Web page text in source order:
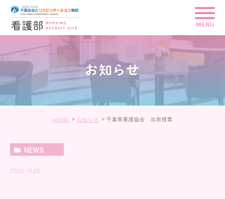
MENU
お知らせ
HOME お知らせ 千葉県看護協会 出前授業
NEWS
2022.10.25